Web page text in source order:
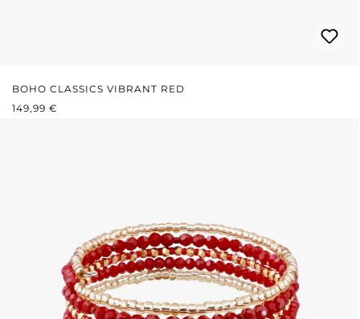
BOHO CLASSICS VIBRANT RED
REGULÄRER PREIS:
149,99 €